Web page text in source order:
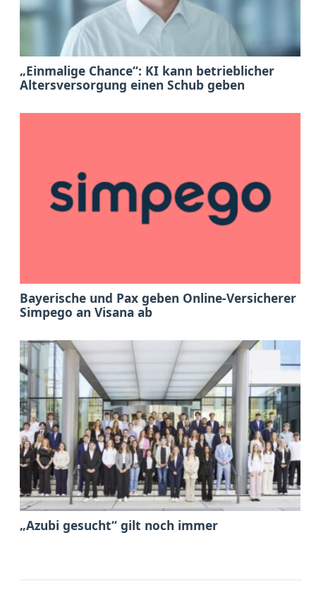
„Einmalige Chance“: KI kann betrieblicher
Altersversorgung einen Schub geben
Bayerische und Pax geben Online-Versicherer
Simpego an Visana ab
„Azubi gesucht“ gilt noch immer